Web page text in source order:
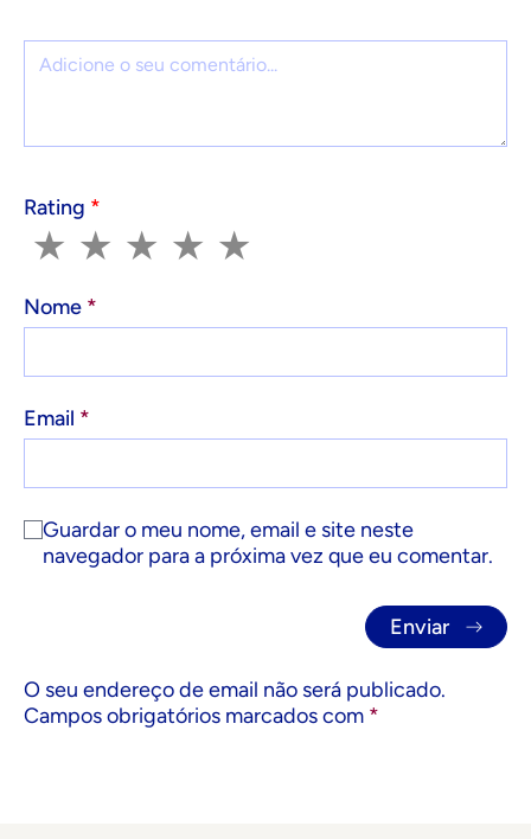
Comentário
Rating *
1
★ 2
★ 3
★ 4
★ 5
★
Nome *
Email *
Guardar o meu nome, email e site neste
navegador para a próxima vez que eu comentar.
O seu endereço de email não será publicado.
Campos obrigatórios marcados com *